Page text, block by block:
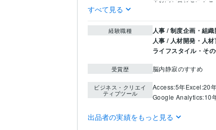
すべて見る
経験職種 人事 / 制度企画・組織
人事 / 人材開発・人
ライフスタイル・そ
受賞歴 脳内静寂のすすめ
ビジネス・クリエイ
ティブツール
Access:5年Excel:20
Google Analytics:10
得意分野 学習指導・資格・キャ
出品者の実績をもっと見る